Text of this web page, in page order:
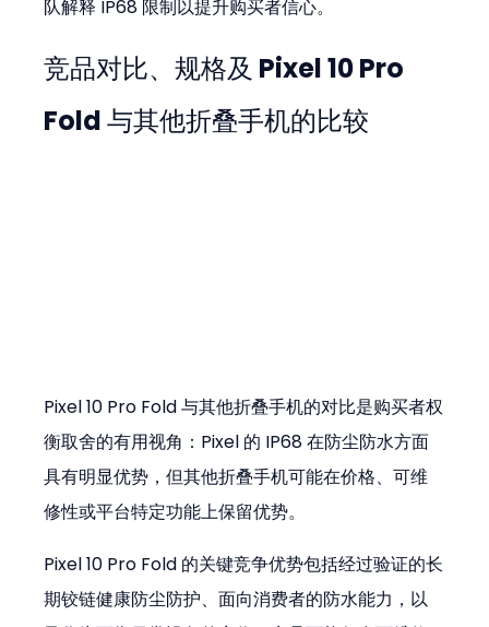
队解释 IP68 限制以提升购买者信心。
竞品对比、规格及 Pixel 10 Pro
Fold 与其他折叠手机的比较
Pixel 10 Pro Fold 与其他折叠手机的对比是购买者权
衡取舍的有用视角：Pixel 的 IP68 在防尘防水方面
具有明显优势，但其他折叠手机可能在价格、可维
修性或平台特定功能上保留优势。
Pixel 10 Pro Fold 的关键竞争优势包括经过验证的长
期铰链健康防尘防护、面向消费者的防水能力，以